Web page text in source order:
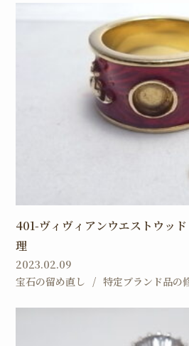
401-ヴィヴィアンウエストウッド リングの石取れの修
理
2023.02.09
宝石の留め直し
特定ブランド品の